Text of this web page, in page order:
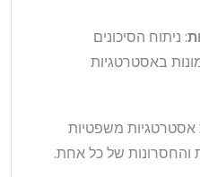
: ניתוח הסיכונים
באסטרטגיות
משפטיות
והחסרונות של כל אחת.